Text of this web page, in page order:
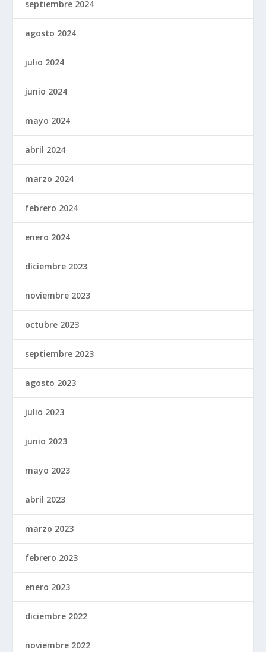
septiembre 2024
agosto 2024
julio 2024
junio 2024
mayo 2024
abril 2024
marzo 2024
febrero 2024
enero 2024
diciembre 2023
noviembre 2023
octubre 2023
septiembre 2023
agosto 2023
julio 2023
junio 2023
mayo 2023
abril 2023
marzo 2023
febrero 2023
enero 2023
diciembre 2022
noviembre 2022